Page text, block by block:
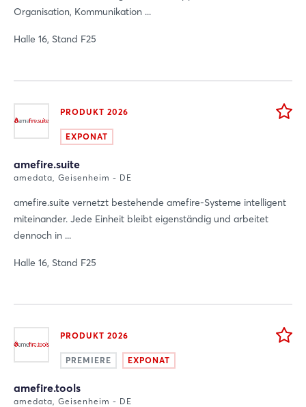
Organisation, Kommunikation ...
Halle 16, Stand F25
PRODUKT 2026
EXPONAT
amefire.suite
amedata, Geisenheim - DE
amefire.suite vernetzt bestehende amefire-Systeme intelligent
miteinander. Jede Einheit bleibt eigenständig und arbeitet
dennoch in ...
Halle 16, Stand F25
PRODUKT 2026
PREMIERE EXPONAT
amefire.tools
amedata, Geisenheim - DE